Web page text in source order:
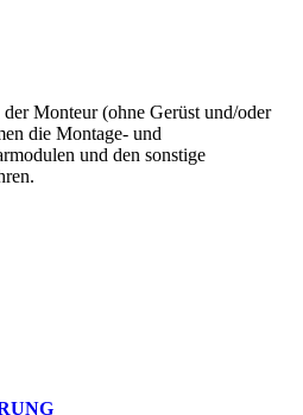
Monteur (ohne Gerüst und/oder
die Montage- und
und den sonstige